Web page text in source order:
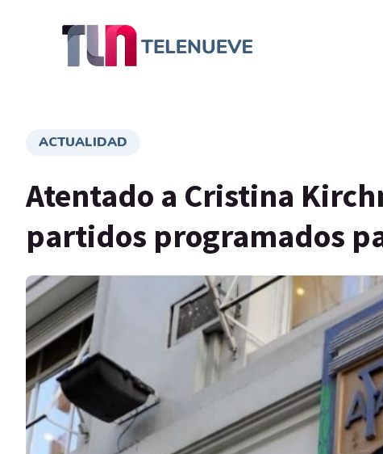
ACTUALIDAD
Atentado a Cristina
partidos programados